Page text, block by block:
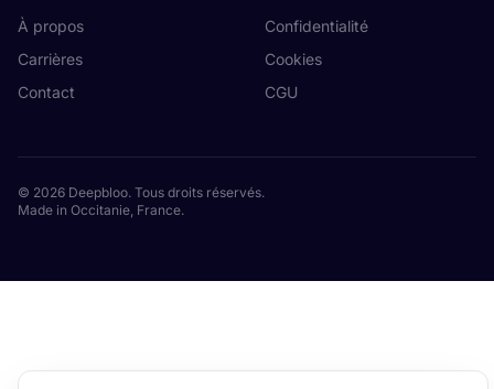
À propos
Carrières
Contact
Confidentialité
Cookies
CGU
© 2026 Deepbloo. Tous droits réservés.
Made in Occitanie, France.